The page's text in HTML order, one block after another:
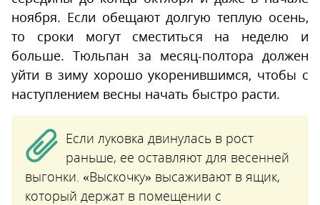
ноября. Если обещают долгую теплую осень,
то сроки могут сместиться на неделю и
больше. Тюльпан за месяц-полтора должен
уйти в зиму хорошо укоренившимся, чтобы с
наступлением весны начать быстро расти.
Если луковка двинулась в рост
раньше, ее оставляют для весенней
выгонки. «Выскочку» высаживают в ящик,
который держат в помещении с